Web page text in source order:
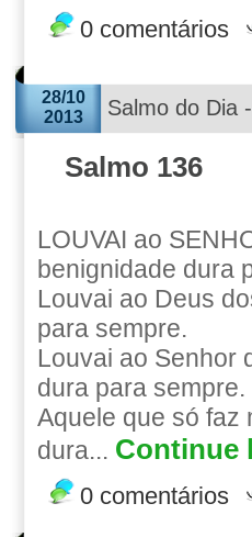
0 comentários
28/10
2013
Salmo do Dia
Salmo 136
LOUVAI ao
benignidade dura
Louvai ao Deus
para sempre.
Louvai ao Senhor
dura para sempre.
Aquele que só faz
dura... Continue
0 comentários